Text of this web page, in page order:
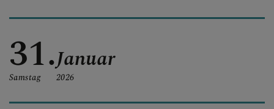
31.
Samstag
Januar
2026